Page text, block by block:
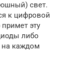
свет.
к цифровой
эту
либо
на каждом